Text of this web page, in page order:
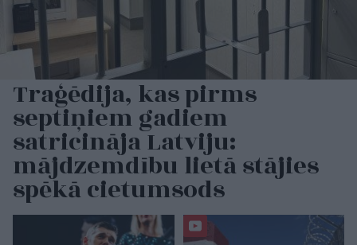
Traģēdija, kas pirms
septiņiem gadiem
satricināja Latviju:
mājdzemdību lietā stājies
spēkā cietumsods